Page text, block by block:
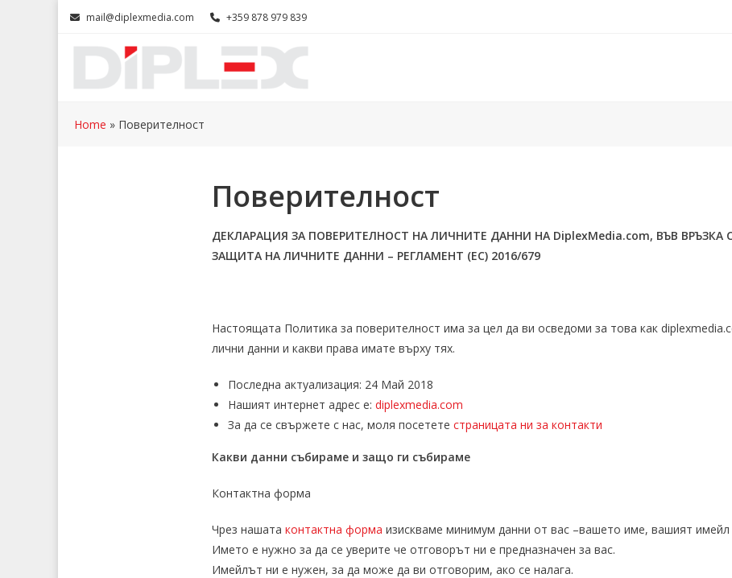
content
mail@diplexmedia.com +359 878 979 839
Home » Поверителност
Поверителност
ДЕКЛАРАЦИЯ ЗА ПОВЕРИТЕЛНОСТ НА ЛИЧНИТЕ ДАННИ НА DiplexMedia.com, ВЪВ ВРЪЗКА
ЗАЩИТА НА ЛИЧНИТЕ ДАННИ – РЕГЛАМЕНТ (ЕС) 2016/679
Настоящата Политика за поверителност има за цел да ви осведоми за това как
лични данни и какви права имате върху тях.
Последна актуализация: 24 Май 2018
Нашият интернет адрес е: diplexmedia.com
За да се свържете с нас, моля посетете страницата ни за контакти
Какви данни събираме и защо ги събираме
Контактна форма
Чрез нашата контактна форма изискваме минимум данни от вас –вашето име, вашият
Името е нужно за да се уверите че отговорът ни е предназначен за вас.
Имейлът ни е нужен, за да може да ви отговорим, ако се налага.